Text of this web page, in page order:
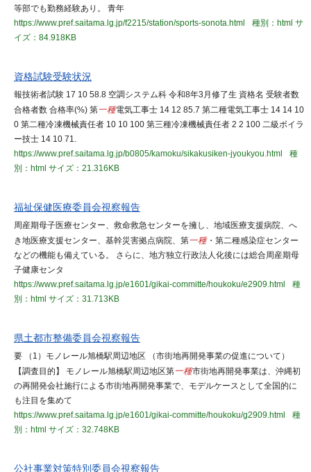
等部でも勤務経験あり。 青年
https://www.pref.saitama.lg.jp/f2215/station/sports-sonota.html
種別：html サ
イズ：84.918KB
資格試験受験状況
報技術者試験 17 10 58.8 空調システム科 令和8年3月修了生 資格名 受験者数
合格者数 合格率(%) 第一種電気工事士 14 12 85.7 第二種電気工事士 14 14 10
0 第二種冷凍機械責任者 10 10 100 第三種冷凍機械責任者 2 2 100 二級ボイラ
ー技士 14 10 71.
https://www.pref.saitama.lg.jp/b0805/kamoku/sikakusiken-jyoukyou.html
種
別：html サイズ：21.316KB
福祉保健医療委員会視察報告
周産期母子医療センター、救命救急センターを擁し、地域医療支援病院、へ
き地医療支援センター、基幹災害拠点病院、第一種・第二種感染症センター
などの機能も備えている。 さらに、地方独立行政法人化後には総合周産期母
子健康センタ
https://www.pref.saitama.lg.jp/e1601/gikai-committe/houkoku/e2909.html
種
別：html サイズ：31.713KB
県土都市整備委員会視察報告
要 （1）モノレール旭橋駅周辺地区 （市街地再開発事業の促進について）
【調査目的】 モノレール旭橋駅周辺地区第一種市街地再開発事業は、沖縄初
の再開発会社施行による市街地再開発事業で、モデルケースとして全国的に
も注目を集めて
https://www.pref.saitama.lg.jp/e1601/gikai-committe/houkoku/g2909.html
種
別：html サイズ：32.748KB
公社事業対策特別委員会視察報告